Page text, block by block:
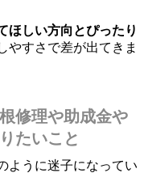
ほしい方向とぴったり
やすさで差が出てきま
修理や助成金や
たいこと
ように迷子になってい